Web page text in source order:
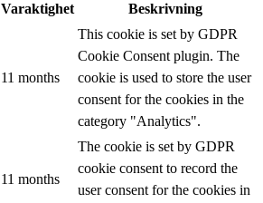
Varaktighet Beskrivning
11 months
This cookie is set by GDPR
Cookie Consent plugin. The
cookie is used to store the user
consent for the cookies in the
category "Analytics".
11 months
The cookie is set by GDPR
cookie consent to record the
user consent for the cookies in